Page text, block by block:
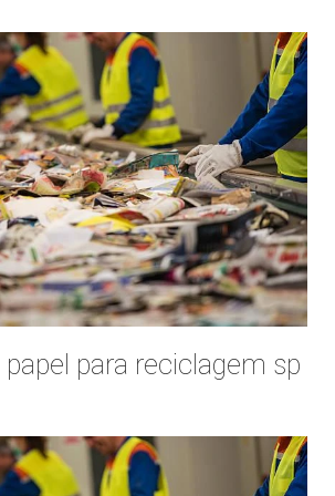
ORGÂNICOS
PERIGOSOS
QUIMICOS
PERIGOSOS
RESÍDUOS SÓLIDOS
RESÍDUOS SÓLIDOS INDUSTRIAIS
RESÍDUOS SÓLIDOS
LIXO RECICLAVEL
RESIDUOS
para reciclagem sp